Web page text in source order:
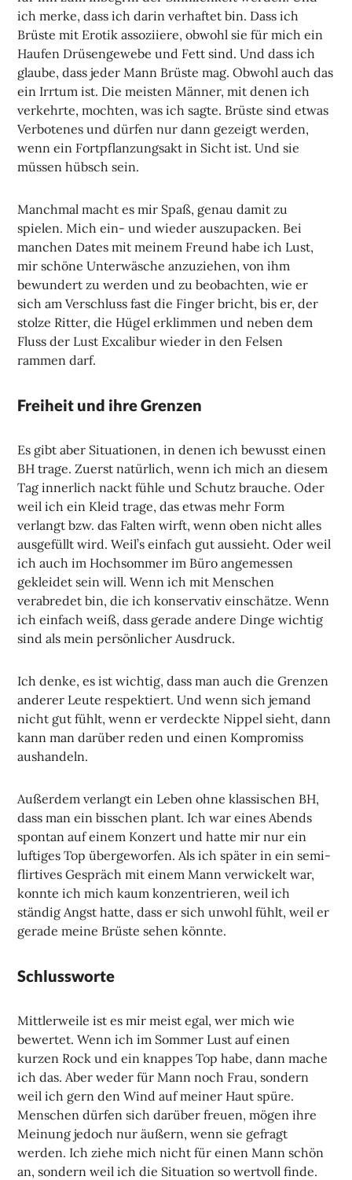
ich merke, dass ich darin verhaftet bin. Dass ich
Brüste mit Erotik assoziiere, obwohl sie für mich ein
Haufen Drüsengewebe und Fett sind. Und dass ich
glaube, dass jeder Mann Brüste mag. Obwohl auch das
ein Irrtum ist. Die meisten Männer, mit denen ich
verkehrte, mochten, was ich sagte. Brüste sind etwas
Verbotenes und dürfen nur dann gezeigt werden,
wenn ein Fortpflanzungsakt in Sicht ist. Und sie
müssen hübsch sein.
Manchmal macht es mir Spaß, genau damit zu
spielen. Mich ein- und wieder auszupacken. Bei
manchen Dates mit meinem Freund habe ich Lust,
mir schöne Unterwäsche anzuziehen, von ihm
bewundert zu werden und zu beobachten, wie er
sich am Verschluss fast die Finger bricht, bis er, der
stolze Ritter, die Hügel erklimmen und neben dem
Fluss der Lust Excalibur wieder in den Felsen
rammen darf.
Freiheit und ihre Grenzen
Es gibt aber Situationen, in denen ich bewusst einen
BH trage. Zuerst natürlich, wenn ich mich an diesem
Tag innerlich nackt fühle und Schutz brauche. Oder
weil ich ein Kleid trage, das etwas mehr Form
verlangt bzw. das Falten wirft, wenn oben nicht alles
ausgefüllt wird. Weil’s einfach gut aussieht. Oder weil
ich auch im Hochsommer im Büro angemessen
gekleidet sein will. Wenn ich mit Menschen
verabredet bin, die ich konservativ einschätze. Wenn
ich einfach weiß, dass gerade andere Dinge wichtig
sind als mein persönlicher Ausdruck.
Ich denke, es ist wichtig, dass man auch die Grenzen
anderer Leute respektiert. Und wenn sich jemand
nicht gut fühlt, wenn er verdeckte Nippel sieht, dann
kann man darüber reden und einen Kompromiss
aushandeln.
Außerdem verlangt ein Leben ohne klassischen BH,
dass man ein bisschen plant. Ich war eines Abends
spontan auf einem Konzert und hatte mir nur ein
luftiges Top übergeworfen. Als ich später in ein semi-
flirtives Gespräch mit einem Mann verwickelt war,
konnte ich mich kaum konzentrieren, weil ich
ständig Angst hatte, dass er sich unwohl fühlt, weil er
gerade meine Brüste sehen könnte.
Schlussworte
Mittlerweile ist es mir meist egal, wer mich wie
bewertet. Wenn ich im Sommer Lust auf einen
kurzen Rock und ein knappes Top habe, dann mache
ich das. Aber weder für Mann noch Frau, sondern
weil ich gern den Wind auf meiner Haut spüre.
Menschen dürfen sich darüber freuen, mögen ihre
Meinung jedoch nur äußern, wenn sie gefragt
werden. Ich ziehe mich nicht für einen Mann schön
an, sondern weil ich die Situation so wertvoll finde.